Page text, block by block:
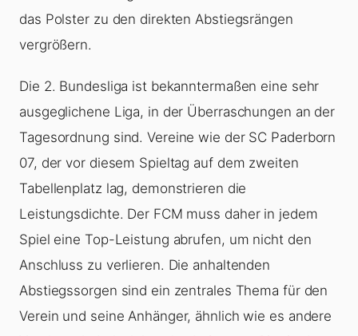
das Polster zu den direkten Abstiegsrängen
vergrößern.
Die 2. Bundesliga ist bekanntermaßen eine sehr
ausgeglichene Liga, in der Überraschungen an der
Tagesordnung sind. Vereine wie der SC Paderborn
07, der vor diesem Spieltag auf dem zweiten
Tabellenplatz lag, demonstrieren die
Leistungsdichte. Der FCM muss daher in jedem
Spiel eine Top-Leistung abrufen, um nicht den
Anschluss zu verlieren. Die anhaltenden
Abstiegssorgen sind ein zentrales Thema für den
Verein und seine Anhänger, ähnlich wie es andere